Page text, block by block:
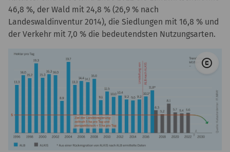
46,8 %, der Wald mit 24,8 % (26,9 % nach
Landeswaldinventur 2014), die Siedlungen mit 16,8 % und
der Verkehr mit 7,0 % die bedeutendsten Nutzungsarten.
copyright